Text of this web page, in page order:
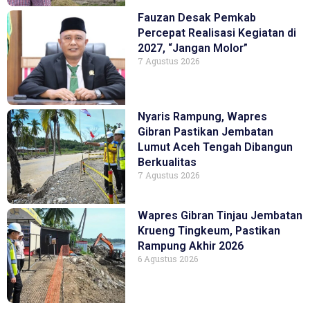
Fauzan Desak Pemkab
Percepat Realisasi Kegiatan di
2027, “Jangan Molor”
7 Agustus 2026
Nyaris Rampung, Wapres
Gibran Pastikan Jembatan
Lumut Aceh Tengah Dibangun
Berkualitas
7 Agustus 2026
Wapres Gibran Tinjau Jembatan
Krueng Tingkeum, Pastikan
Rampung Akhir 2026
6 Agustus 2026